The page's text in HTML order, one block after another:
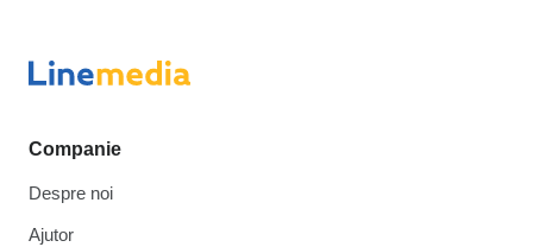
Companie
Despre noi
Ajutor